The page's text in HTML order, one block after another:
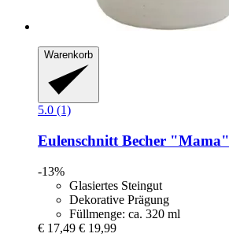
Warenkorb
5.0 (1)
Eulenschnitt Becher "Mama"
-13%
Glasiertes Steingut
Dekorative Prägung
Füllmenge: ca. 320 ml
€ 17,49 € 19,99